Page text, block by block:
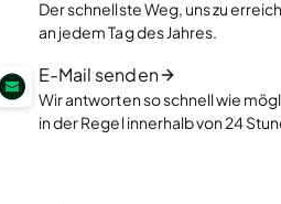
Der schnellste Weg, uns zu
an jedem Tag des Jahres.
E-Mail senden
Wir antworten so schnell wie
in der Regel innerhalb von 24
Online-Portfolio.
Starte deinen Online-
Online-Shop einrichten
Buchungen
Lass deine Kunden